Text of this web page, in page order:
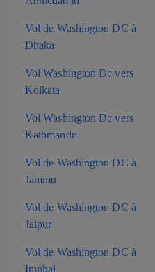
Vol de Washington DC à
Dhaka
Vol Washington Dc vers
Kolkata
Vol Washington Dc vers
Kathmandu
Vol de Washington DC à
Jammu
Vol de Washington DC à
Jaipur
Vol de Washington DC à
Imphal